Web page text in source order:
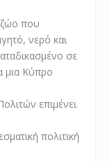
που
νερό και
σε
μια Κύπρο
επιμένει
πολιτική